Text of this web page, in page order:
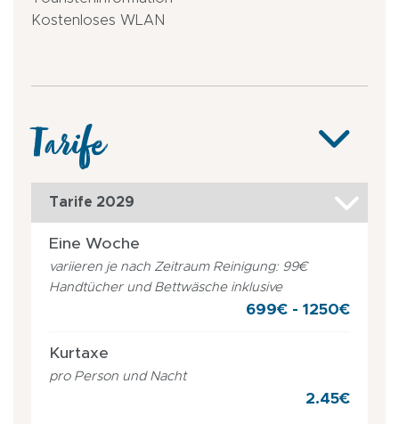
Kostenloses WLAN
Tarife
Tarife 2029
Eine Woche
variieren je nach Zeitraum Reinigung: 99€
Handtücher und Bettwäsche inklusive
699€ - 1250€
Kurtaxe
pro Person und Nacht
2.45€